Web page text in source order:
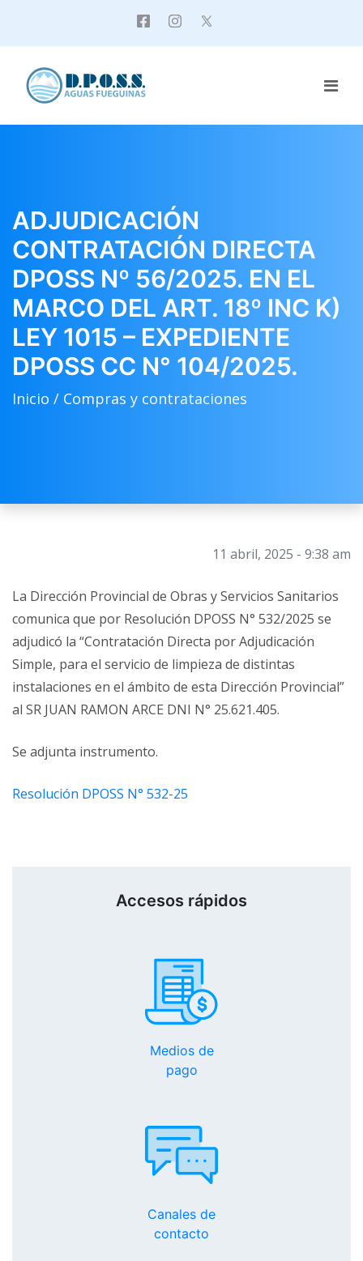
ADJUDICACIÓN
CONTRATACIÓN DIRECTA
DPOSS Nº 56/2025. EN EL
MARCO DEL ART. 18º INC K)
LEY 1015 – EXPEDIENTE
DPOSS CC N° 104/2025.
Inicio / Compras y contrataciones
11 abril, 2025 - 9:38 am
La Dirección Provincial de Obras y Servicios Sanitarios
comunica que por Resolución DPOSS N° 532/2025 se
adjudicó la “Contratación Directa por Adjudicación
Simple, para el servicio de limpieza de distintas
instalaciones en el ámbito de esta Dirección Provincial”
al SR JUAN RAMON ARCE DNI N° 25.621.405.
Se adjunta instrumento.
Resolución DPOSS N° 532-25
Accesos rápidos
Medios de
pago
Canales de
contacto